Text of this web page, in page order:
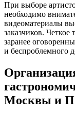
При выборе
необходимо
видеоматериалы
заказчиков. Четкое
заранее
и беспроблемного
Москвы и